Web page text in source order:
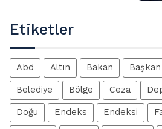
Etiketler
Abd Altın Bakan Başkan
Belediye Bölge Ceza
Doğu Endeks Endeksi